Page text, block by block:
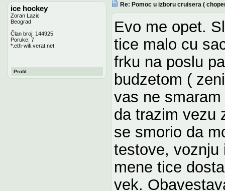
ice hockey
Zoran Lazic
Beograd
Član broj: 144925
Poruke: 7
*.eth-wifi.verat.net.
Profil
Re: Pomoc u izboru cruisera (
Evo me opet.
tice malo cu
frku na poslu
budzetom (
vas ne
da trazim vezu
se smorio da
testove, voznju
mene tice
vek.